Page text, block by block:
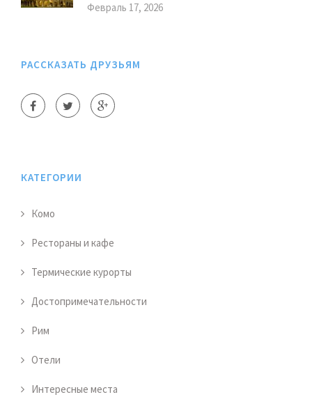
Февраль 17, 2026
РАССКАЗАТЬ ДРУЗЬЯМ
КАТЕГОРИИ
Комо
Рестораны и кафе
Термические курорты
Достопримечательности
Рим
Отели
Интересные места